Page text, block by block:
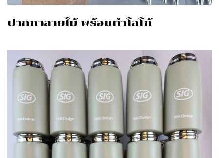
ปากกาลายไม้ พร้อมทำโลโก้